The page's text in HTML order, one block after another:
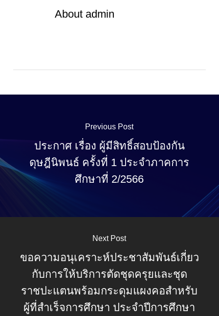
Aboutadmin
Previous Post
ประกาศ เรื่อง ผู้มีสิทธิ์สอบป้องกัน
ดุษฎีนิพนธ์ ครั้งที่ 1 ประจำภาคการ
ศึกษาที่ 2/2566
Next Post
ขอความอนุเคราะห์ประชาสัมพันธ์เกี่ยว
กับการให้บริการตัดชุดครุยและชุด
ราชปะแตนพร้อมกระดุมแผงคอสำหรับ
ผู้ที่สำเร็จการศึกษา ประจำปีการศึกษา